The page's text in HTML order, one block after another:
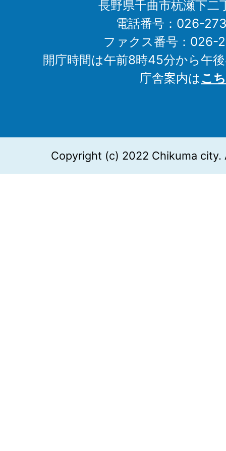
長野県千曲市杭瀬下二
電話番号：026-
ファクス番号：026-
開庁時間は午前8時45分から午
庁舎案内はこ
Copyright (c) 2022 Chikuma city.